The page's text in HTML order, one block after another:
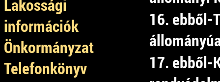
Lakossági
információk
Önkormányzat
Telefonkönyv
16. ebből-
17. ebből-